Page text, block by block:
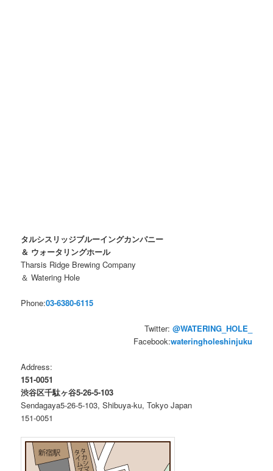
タルシスリッジブルーイングカンパニー
＆ ウォータリングホール
Tharsis Ridge Brewing Company
＆ Watering Hole
Phone:03-6380-6115
Twitter: @WATERING_HOLE_
Facebook:wateringholeshinjuku
Address:
151-0051
渋谷区千駄ヶ谷5-26-5-103
Sendagaya5-26-5-103, Shibuya-ku, Tokyo Japan
151-0051